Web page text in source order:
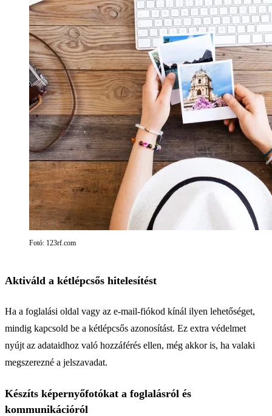
Fotó: 123rf.com
Aktiváld a kétlépcsős hitelesítést
Ha a foglalási oldal vagy az e-mail-fiókod kínál ilyen lehetőséget,
mindig kapcsold be a kétlépcsős azonosítást. Ez extra védelmet
nyújt az adataidhoz való hozzáférés ellen, még akkor is, ha valaki
megszerezné a jelszavadat.
Készíts képernyőfotókat a foglalásról és
kommunikációról